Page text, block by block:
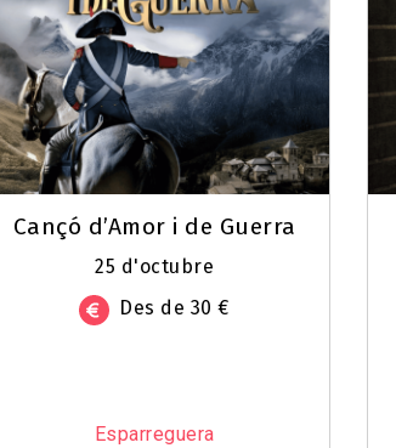
Cançó d’Amor i de Guerra
25 d'octubre
Des de 30 €
Esparreguera